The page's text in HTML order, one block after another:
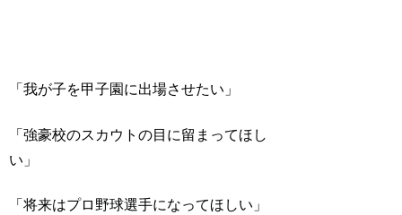
「我が子を甲子園に出場させたい」
「強豪校のスカウトの目に留まってほし
い」
「将来はプロ野球選手になってほしい」